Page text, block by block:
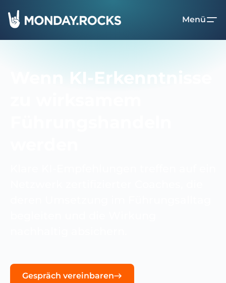
Menü
Wenn KI-Erkenntnisse
Gespräch vereinbaren